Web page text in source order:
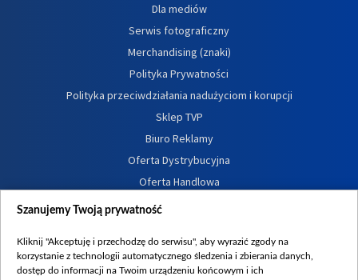
Dla mediów
Serwis fotograficzny
Merchandising (znaki)
Polityka Prywatności
Polityka przeciwdziałania nadużyciom i korupcji
Sklep TVP
Biuro Reklamy
Oferta Dystrybucyjna
Oferta Handlowa
Dostępność
Procedura zgłoszeń wewnętrznych
Szanujemy Twoją prywatność
Kliknij "Akceptuję i przechodzę do serwisu", aby wyrazić zgody na
korzystanie z technologii automatycznego śledzenia i zbierania danych,
dostęp do informacji na Twoim urządzeniu końcowym i ich